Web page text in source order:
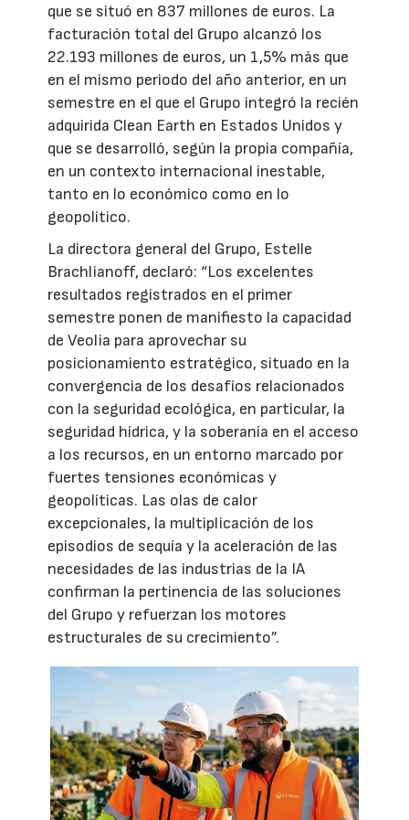
que se situó en 837 millones de euros. La
facturación total del Grupo alcanzó los
22.193 millones de euros, un 1,5% más que
en el mismo periodo del año anterior, en un
semestre en el que el Grupo integró la recién
adquirida Clean Earth en Estados Unidos y
que se desarrolló, según la propia compañía,
en un contexto internacional inestable,
tanto en lo económico como en lo
geopolítico.
La directora general del Grupo, Estelle
Brachlianoff, declaró: “Los excelentes
resultados registrados en el primer
semestre ponen de manifiesto la capacidad
de Veolia para aprovechar su
posicionamiento estratégico, situado en la
convergencia de los desafíos relacionados
con la seguridad ecológica, en particular, la
seguridad hídrica, y la soberanía en el acceso
a los recursos, en un entorno marcado por
fuertes tensiones económicas y
geopolíticas. Las olas de calor
excepcionales, la multiplicación de los
episodios de sequía y la aceleración de las
necesidades de las industrias de la IA
confirman la pertinencia de las soluciones
del Grupo y refuerzan los motores
estructurales de su crecimiento”.